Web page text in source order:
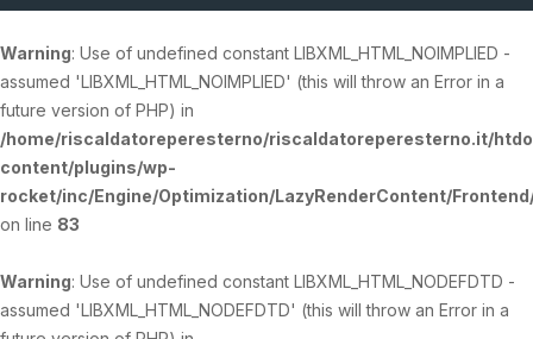
Warning: Use of undefined constant LIBXML_HTML_NOIMPLIED -
assumed 'LIBXML_HTML_NOIMPLIED' (this will throw an Error in a
future version of PHP) in
/home/riscaldatoreperesterno/riscaldatoreperesterno.it/
content/plugins/wp-
rocket/inc/Engine/Optimization/LazyRenderContent/
on line 83
Warning: Use of undefined constant LIBXML_HTML_NODEFDTD -
assumed 'LIBXML_HTML_NODEFDTD' (this will throw an Error in a